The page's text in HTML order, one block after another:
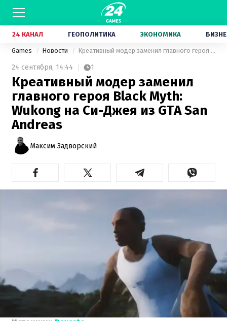
24 КАНАЛ ГЕОПОЛИТИКА ЭКОНОМИКА
Games Новости Креативный модер заменил главного героя Black Myth: Wukong на Си-Джея из GTA San Andreas
24 сентября, 14:44 1
Креативный модер заменил
главного героя Black Myth:
Wukong на Си-Джея из GTA San
Andreas
Максим Задворский